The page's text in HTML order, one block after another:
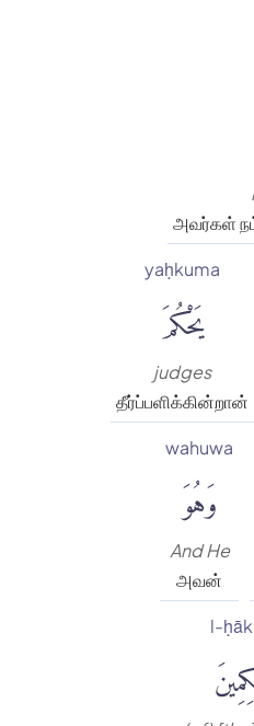
அவர்கள்
yaḥkuma
يَحْكُمَ
judges
தீர்ப்பளிக்கின்றான்
wahuwa
وَهُوَ
And He
அவன்
l-